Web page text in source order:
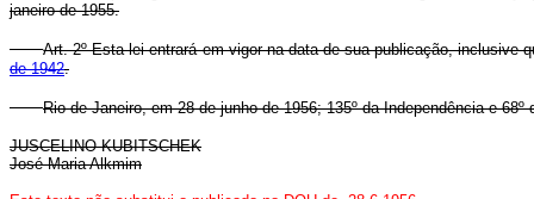
janeiro de 1955.
Art. 2º Esta lei entrará em vigor na data de sua publicação, inclusive
de 1942.
Rio de Janeiro, em 28 de junho de 1956; 135º da Independência e 68º
JUSCELINO KUBITSCHEK
José Maria Alkmim